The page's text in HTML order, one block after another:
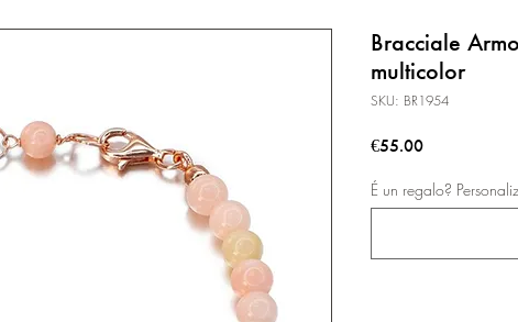
Bracciale
multicolor
SKU: BR1954
€55.00Price
É un regalo?